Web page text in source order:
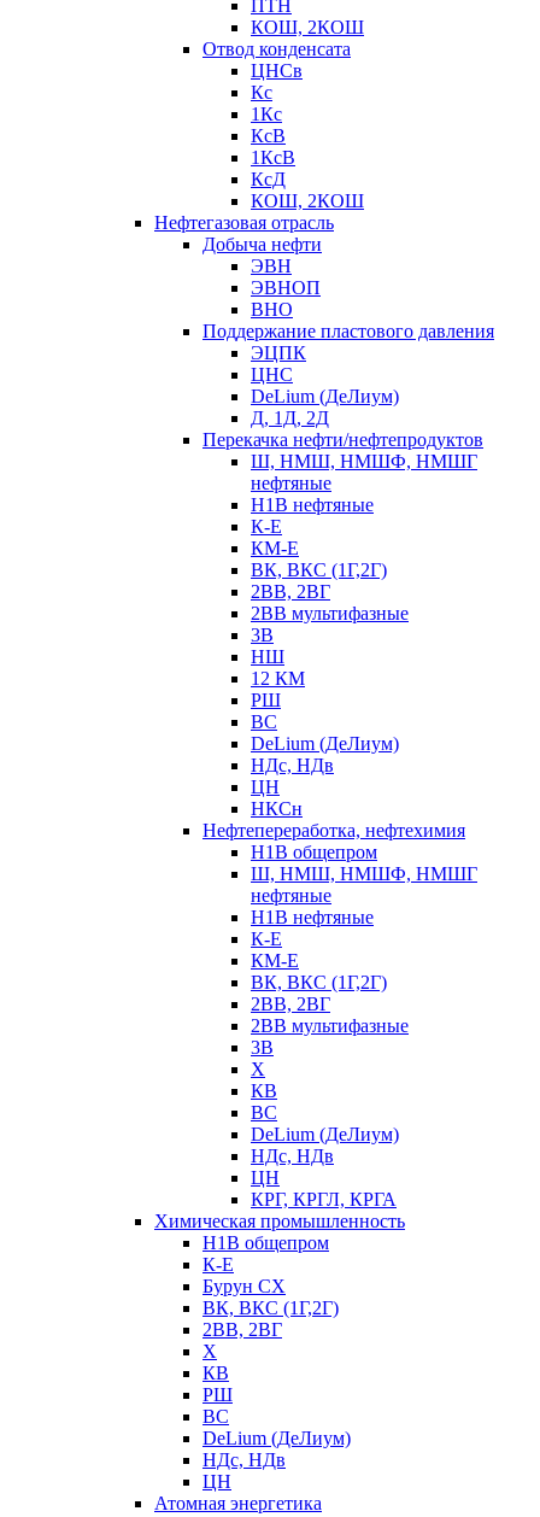
ПТН
КОШ, 2КОШ
Отвод конденсата
ЦНСв
Кс
1Кс
КсВ
1КсВ
КсД
КОШ, 2КОШ
Нефтегазовая отрасль
Добыча нефти
ЭВН
ЭВНОП
ВНО
Поддержание пластового давления
ЭЦПК
ЦНС
DeLium (ДеЛиум)
Д, 1Д, 2Д
Перекачка нефти/нефтепродуктов
Ш, НМШ, НМШФ, НМШГ
нефтяные
Н1В нефтяные
К-Е
КМ-Е
ВК, ВКС (1Г,2Г)
2ВВ, 2ВГ
2ВВ мультифазные
3В
НШ
12 КМ
РШ
ВС
DeLium (ДеЛиум)
НДс, НДв
ЦН
НКСн
Нефтепереработка, нефтехимия
Н1В общепром
Ш, НМШ, НМШФ, НМШГ
нефтяные
Н1В нефтяные
К-Е
КМ-Е
ВК, ВКС (1Г,2Г)
2ВВ, 2ВГ
2ВВ мультифазные
3В
Х
КВ
ВС
DeLium (ДеЛиум)
НДс, НДв
ЦН
КРГ, КРГЛ, КРГА
Химическая промышленность
Н1В общепром
К-Е
Бурун СХ
ВК, ВКС (1Г,2Г)
2ВВ, 2ВГ
Х
КВ
РШ
ВС
DeLium (ДеЛиум)
НДс, НДв
ЦН
Атомная энергетика